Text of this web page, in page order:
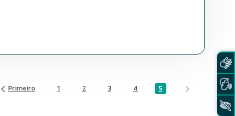
Página
1 Página
2 Página
3 Página
4 Página
5